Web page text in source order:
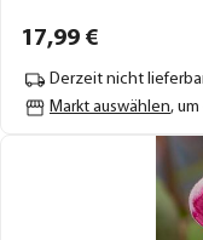
17,99 €
Derzeit nicht
Markt auswählen,